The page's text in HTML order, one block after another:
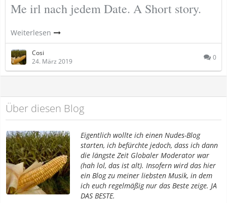
Me irl nach jedem Date. A Short story.
Weiterlesen
Cosi
24. März 2019
0
Über diesen Blog
Eigentlich wollte ich einen Nudes-Blog
starten, ich befürchte jedoch, dass ich dann
die längste Zeit Globaler Moderator war
(hah lol, das ist alt). Insofern wird das hier
ein Blog zu meiner liebsten Musik, in dem
ich euch regelmäßig nur das Beste zeige. JA
DAS BESTE.